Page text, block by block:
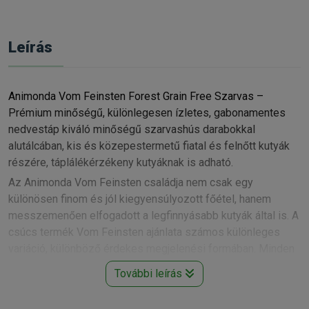
Leírás
Animonda Vom Feinsten Forest Grain Free Szarvas –
Prémium minőségű, különlegesen ízletes, gabonamentes
nedvestáp kiváló minőségű szarvashús darabokkal
alutálcában, kis és közepestermetű fiatal és felnőtt kutyák
részére, táplálékérzékeny kutyáknak is adható.
Az Animonda Vom Feinsten családja nem csak egy
különösen finom és jól kiegyensúlyozott főétel, hanem
messzemenően elfogadott a legfinnyásabb kutyák által is. A
csúcs termék Vom Feinsten ajánlata számos különleges
típus a legjobb minőségű húsok felhasználásával készül.
A Vom Feinsten Forest ellenállhatatlanul ízletes menü,
További leírás